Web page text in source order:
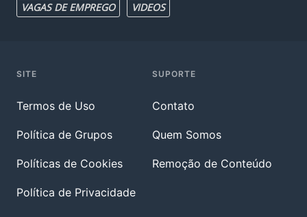
VAGAS DE EMPREGO
VIDEOS
SITE
Termos de Uso
Política de Grupos
Políticas de Cookies
Política de Privacidade
SUPORTE
Contato
Quem Somos
Remoção de Conteúdo